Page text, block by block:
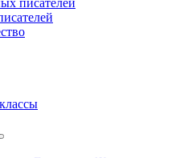
писателей